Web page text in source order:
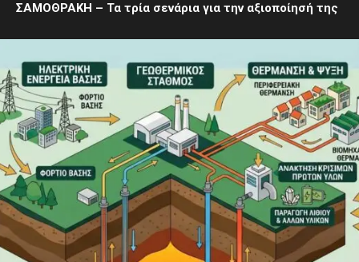
ΣΑΜΟΘΡΑΚΗ – Τα τρία σενάρια για την αξιοποίησή της